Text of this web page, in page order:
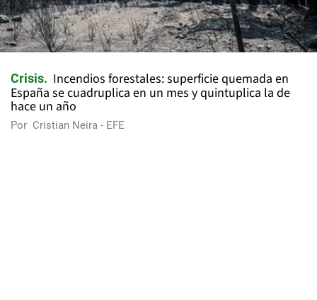
Crisis
Incendios forestales: superficie quemada en
España se cuadruplica en un mes y quintuplica la de
hace un año
Por Cristian Neira - EFE